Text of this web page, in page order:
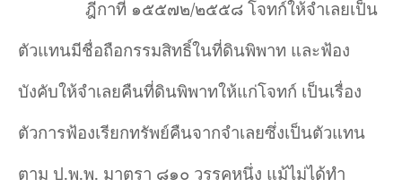
ฎีกาที่ ๑๕๕๗๒/๒๕๕๘ โจทก์ให้จำเลยเป็น
ตัวแทนมีชื่อถือกรรมสิทธิ์ในที่ดินพิพาท และฟ้อง
บังคับให้จำเลยคืนที่ดินพิพาทให้แก่โจทก์ เป็นเรื่อง
ตัวการฟ้องเรียกทรัพย์คืนจากจำเลยซึ่งเป็นตัวแทน
ตาม ป.พ.พ. มาตรา ๘๑๐ วรรคหนึ่ง แม้ไม่ได้ทำ